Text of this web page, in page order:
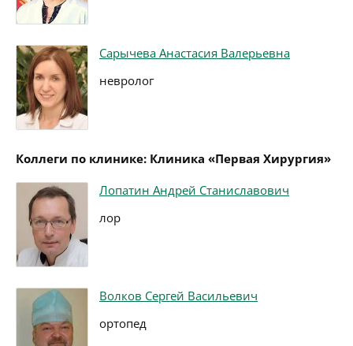
Сарычева Анастасия Валерьевна
невролог
Коллеги по клинике: Клиника «Первая Хирургия»
Лопатин Андрей Станиславович
лор
Волков Сергей Васильевич
ортопед